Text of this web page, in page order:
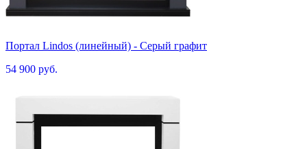
Портал Lindos (линейный) - Серый графит
54 900 руб.